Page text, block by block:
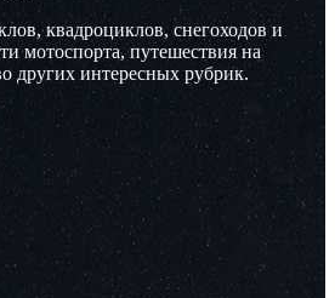
квадроциклов, снегоходов и
мотоспорта, путешествия на
других интересных рубрик.